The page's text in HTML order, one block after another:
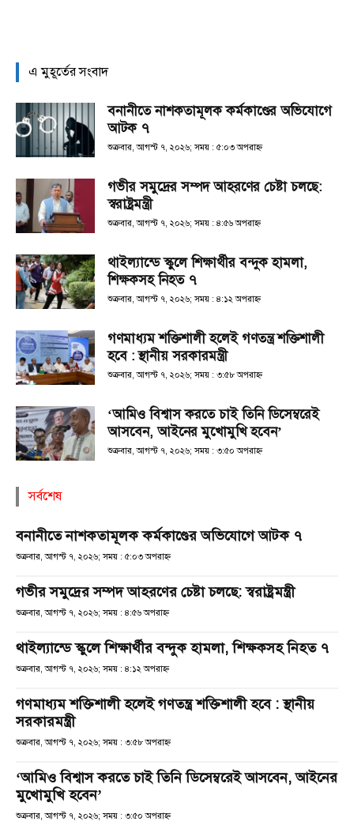
এ মুহূর্তের সংবাদ
বনানীতে নাশকতামূলক কর্মকাণ্ডের অভিযোগে
আটক ৭
শুক্রবার, আগস্ট ৭, ২০২৬; সময় : ৫:০৩ অপরাহ্ণ
গভীর সমুদ্রের সম্পদ আহরণের চেষ্টা চলছে:
স্বরাষ্ট্রমন্ত্রী
শুক্রবার, আগস্ট ৭, ২০২৬; সময় : ৪:৫৬ অপরাহ্ণ
থাইল্যান্ডে স্কুলে শিক্ষার্থীর বন্দুক হামলা,
শিক্ষকসহ নিহত ৭
শুক্রবার, আগস্ট ৭, ২০২৬; সময় : ৪:১২ অপরাহ্ণ
গণমাধ্যম শক্তিশালী হলেই গণতন্ত্র শক্তিশালী
হবে : স্থানীয় সরকারমন্ত্রী
শুক্রবার, আগস্ট ৭, ২০২৬; সময় : ৩:৫৮ অপরাহ্ণ
‘আমিও বিশ্বাস করতে চাই তিনি ডিসেম্বরেই
আসবেন, আইনের মুখোমুখি হবেন’
শুক্রবার, আগস্ট ৭, ২০২৬; সময় : ৩:৫০ অপরাহ্ণ
সর্বশেষ
বনানীতে নাশকতামূলক কর্মকাণ্ডের অভিযোগে আটক ৭
শুক্রবার, আগস্ট ৭, ২০২৬; সময় : ৫:০৩ অপরাহ্ণ
গভীর সমুদ্রের সম্পদ আহরণের চেষ্টা চলছে: স্বরাষ্ট্রমন্ত্রী
শুক্রবার, আগস্ট ৭, ২০২৬; সময় : ৪:৫৬ অপরাহ্ণ
থাইল্যান্ডে স্কুলে শিক্ষার্থীর বন্দুক হামলা, শিক্ষকসহ নিহত ৭
শুক্রবার, আগস্ট ৭, ২০২৬; সময় : ৪:১২ অপরাহ্ণ
গণমাধ্যম শক্তিশালী হলেই গণতন্ত্র শক্তিশালী হবে : স্থানীয়
সরকারমন্ত্রী
শুক্রবার, আগস্ট ৭, ২০২৬; সময় : ৩:৫৮ অপরাহ্ণ
‘আমিও বিশ্বাস করতে চাই তিনি ডিসেম্বরেই আসবেন, আইনের
মুখোমুখি হবেন’
শুক্রবার, আগস্ট ৭, ২০২৬; সময় : ৩:৫০ অপরাহ্ণ